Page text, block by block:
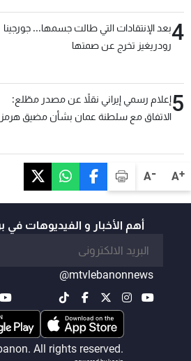
A+
A-
4بعد الإنتقادات التي طالت جسمها... جورجينا
رودريغيز تخرج عن صمتها
5إعلام رسمي إيراني نقلاً عن مصدر مطّلع:
الاتفاق مع سلطنة عمان بشأن مضيق هرمز
أهم الأخبار و الفيديوهات في
@mtvlebanonnews
All rights reserved.